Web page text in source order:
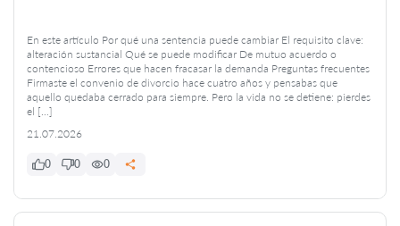
En este artículo Por qué una sentencia puede cambiar El requisito clave:
alteración sustancial Qué se puede modificar De mutuo acuerdo o
contencioso Errores que hacen fracasar la demanda Preguntas frecuentes
Firmaste el convenio de divorcio hace cuatro años y pensabas que
aquello quedaba cerrado para siempre. Pero la vida no se detiene: pierdes
el […]
21.07.2026
0 0 0